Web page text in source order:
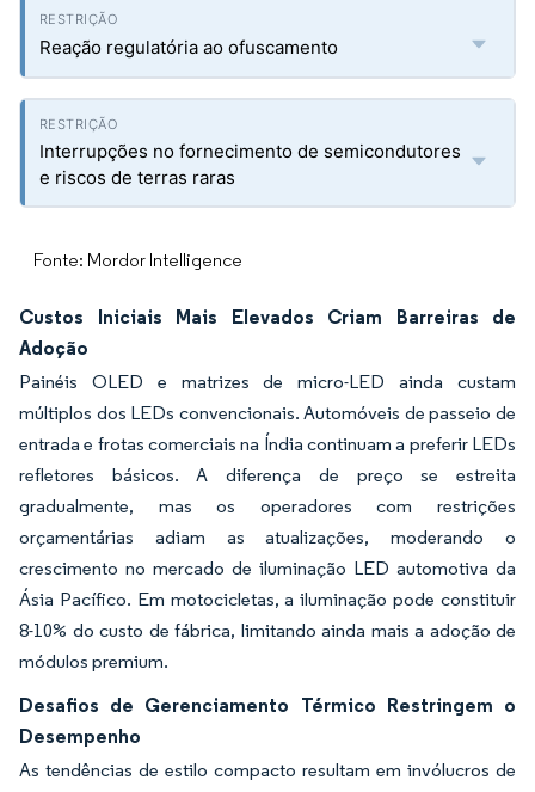
Reação regulatória ao ofuscamento
Interrupções no fornecimento de semicondutores
e riscos de terras raras
Fonte: Mordor Intelligence
Custos Iniciais Mais Elevados Criam Barreiras de
Adoção
Painéis OLED e matrizes de micro-LED ainda custam
múltiplos dos LEDs convencionais. Automóveis de passeio de
entrada e frotas comerciais na Índia continuam a preferir LEDs
refletores básicos. A diferença de preço se estreita
gradualmente, mas os operadores com restrições
orçamentárias adiam as atualizações, moderando o
crescimento no mercado de iluminação LED automotiva da
Ásia Pacífico. Em motocicletas, a iluminação pode constituir
8-10% do custo de fábrica, limitando ainda mais a adoção de
módulos premium.
Desafios de Gerenciamento Térmico Restringem o
Desempenho
As tendências de estilo compacto resultam em invólucros de